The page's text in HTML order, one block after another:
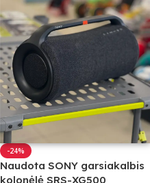
-24%
Naudota SONY garsiakalbis
kolonėlė SRS-XG500